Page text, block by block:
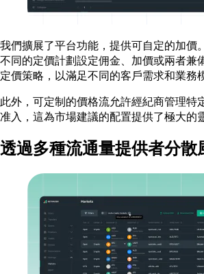
我們擴展了平台功能，提供可自定的加價
不同的定價計劃設定佣金、加價或兩者兼
定價策略，以滿足不同的客戶需求和業務
此外，可定制的價格流允許經紀商管理特
准入，這為市場建議的配置提供了極大的
透過多種流通量提供者分散